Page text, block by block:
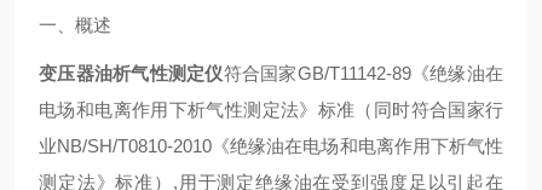
一、概述
变压器油析气性测定仪符合国家GB/T11142-89《绝缘油在
电场和电离作用下析气性测定法》标准（同时符合国家行
业NB/SH/T0810-2010《绝缘油在电场和电离作用下析气性
测定法》标准）,用于测定绝缘油在受到强度足以引起在